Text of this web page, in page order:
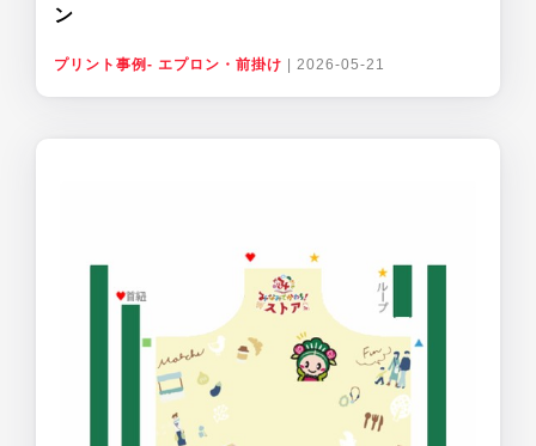
ン
プリント事例- エプロン・前掛け 2026-05-21